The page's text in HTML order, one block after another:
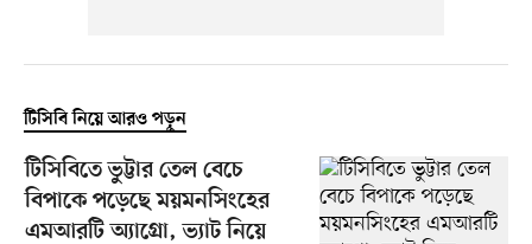
টিসিবি নিয়ে আরও পড়ুন
টিসিবিতে ভুট্টার তেল বেচে
বিপাকে পড়েছে ময়মনসিংহের
এমআরটি অ্যাগ্রো, ভ্যাট নিয়ে